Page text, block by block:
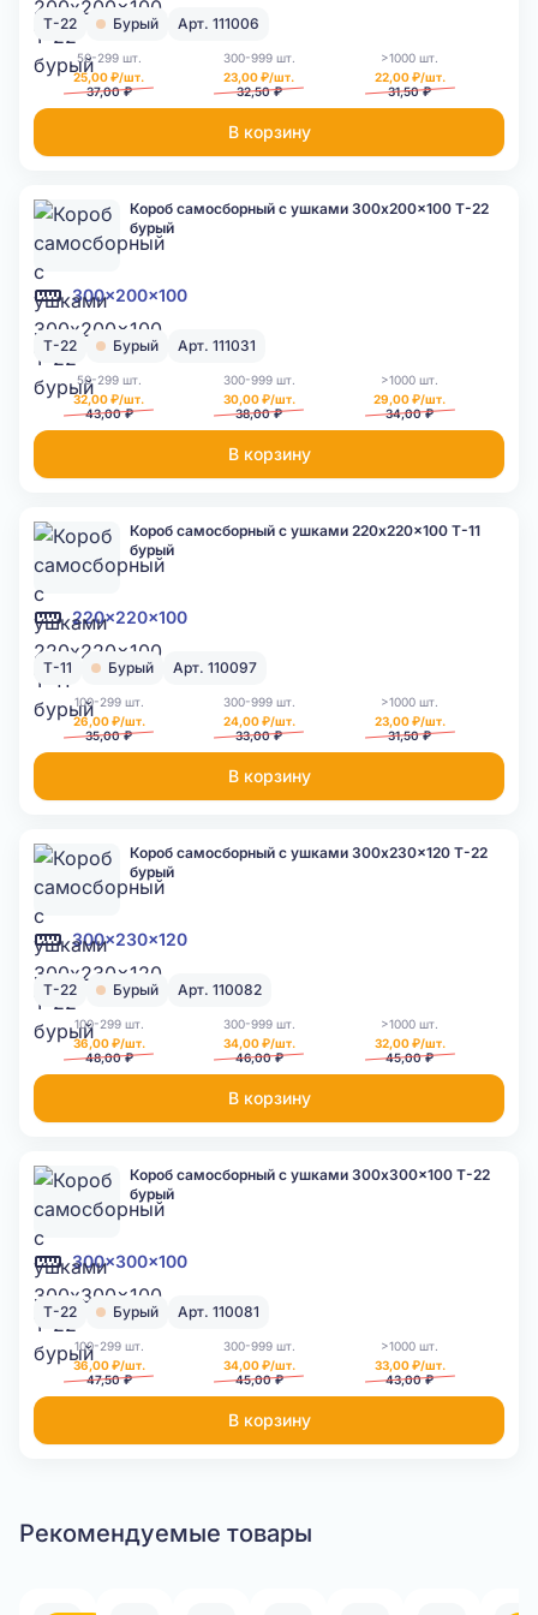
Т-22 Бурый Арт. 111006
50-299 шт.
25,00 ₽/шт.
37,00 ₽
300-999 шт.
23,00 ₽/шт.
32,50 ₽
>1000 шт.
22,00 ₽/шт.
31,50 ₽
В корзину
300x200x100
Короб самосборный с ушками 300x200x100 Т-22
бурый
Т-22 Бурый Арт. 111031
50-299 шт.
32,00 ₽/шт.
43,00 ₽
300-999 шт.
30,00 ₽/шт.
38,00 ₽
>1000 шт.
29,00 ₽/шт.
34,00 ₽
В корзину
220x220x100
Короб самосборный с ушками 220x220x100 Т-11
бурый
Т-11 Бурый Арт. 110097
100-299 шт.
26,00 ₽/шт.
35,00 ₽
300-999 шт.
24,00 ₽/шт.
33,00 ₽
>1000 шт.
23,00 ₽/шт.
31,50 ₽
В корзину
300x230x120
Короб самосборный с ушками 300x230x120 Т-22
бурый
Т-22 Бурый Арт. 110082
100-299 шт.
36,00 ₽/шт.
48,00 ₽
300-999 шт.
34,00 ₽/шт.
46,00 ₽
>1000 шт.
32,00 ₽/шт.
45,00 ₽
В корзину
300x300x100
Короб самосборный с ушками 300x300x100 Т-22
бурый
Т-22 Бурый Арт. 110081
100-299 шт.
36,00 ₽/шт.
47,50 ₽
300-999 шт.
34,00 ₽/шт.
45,00 ₽
>1000 шт.
33,00 ₽/шт.
43,00 ₽
В корзину
Рекомендуемые товары